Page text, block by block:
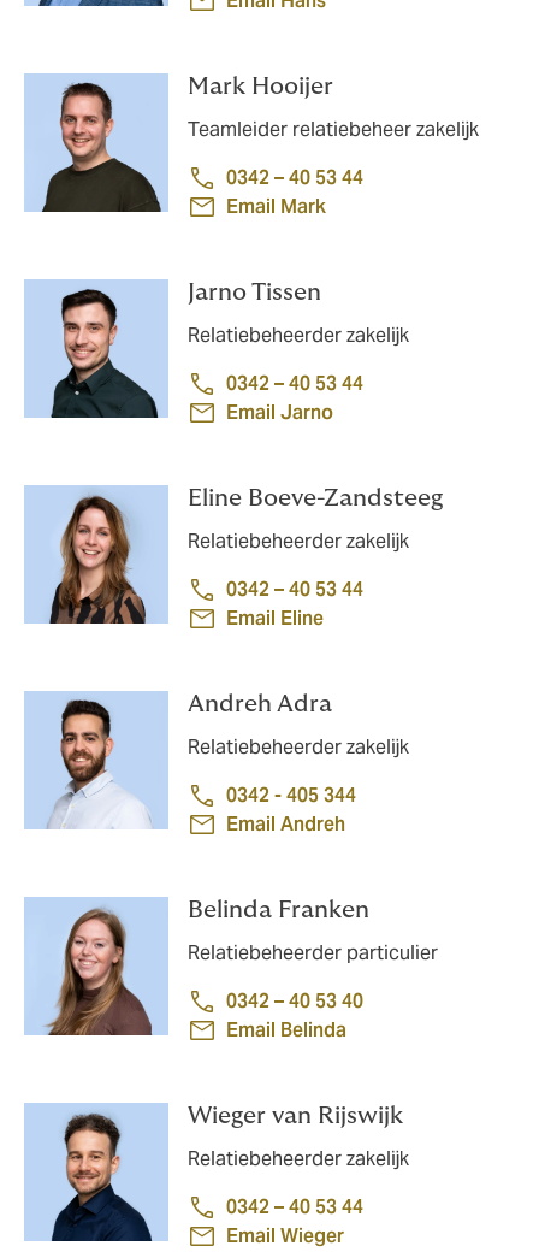
Mark Hooijer
Teamleider relatiebeheer zakelijk
0342 – 40 53 44
Email Mark
Jarno Tissen
Relatiebeheerder zakelijk
0342 – 40 53 44
Email Jarno
Eline Boeve-Zandsteeg
Relatiebeheerder zakelijk
0342 – 40 53 44
Email Eline
Andreh Adra
Relatiebeheerder zakelijk
0342 - 405 344
Email Andreh
Belinda Franken
Relatiebeheerder particulier
0342 – 40 53 40
Email Belinda
Wieger van Rijswijk
Relatiebeheerder zakelijk
0342 – 40 53 44
Email Wieger